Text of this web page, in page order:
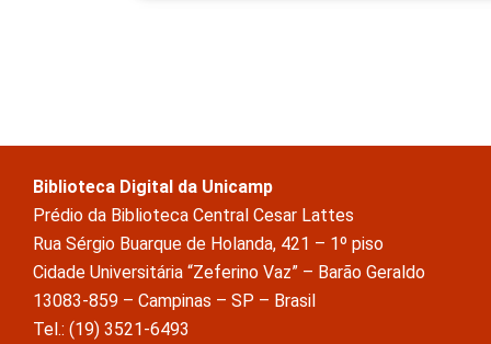
Biblioteca Digital da Unicamp
Prédio da Biblioteca Central Cesar Lattes
Rua Sérgio Buarque de Holanda, 421 – 1º piso
Cidade Universitária “Zeferino Vaz” – Barão Geraldo
13083-859 – Campinas – SP – Brasil
Tel.: (19) 3521-6493